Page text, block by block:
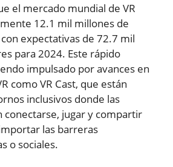
el mercado mundial de VR
12.1 mil millones de
expectativas de 72.7 mil
para 2024. Este rápido
impulsado por avances en
como VR Cast, que están
inclusivos donde las
conectarse, jugar y compartir
las barreras
o sociales.